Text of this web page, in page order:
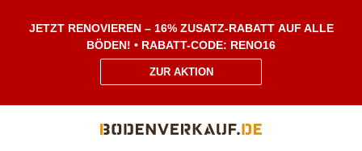
JETZT RENOVIEREN – 16% ZUSATZ-RABATT AUF ALLE
BÖDEN! • RABATT-CODE: RENO16
ZUR AKTION